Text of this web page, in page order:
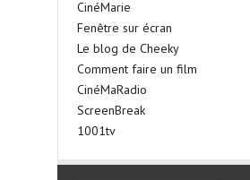
CinéMarie
Fenêtre sur écran
Le blog de Cheeky
Comment faire un film
CinéMaRadio
ScreenBreak
1001tv